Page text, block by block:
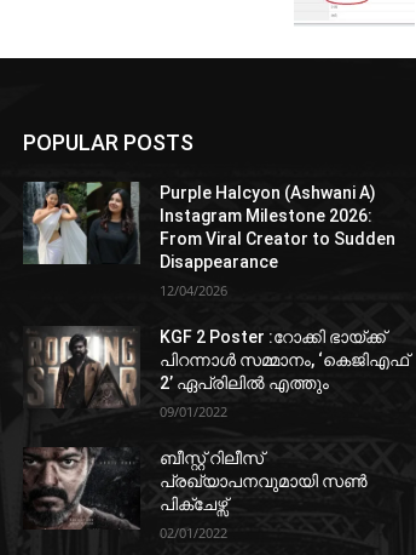
POPULAR POSTS
Purple Halcyon (Ashwani A)
Instagram Milestone 2026:
From Viral Creator to Sudden
Disappearance
12/04/2026
KGF 2 Poster :റോക്കി ഭായ്ക്ക്
പിറന്നാൾ സമ്മാനം, ‘കെജിഎഫ്
2’ ഏപ്രിലിൽ എത്തും
09/01/2022
ബീസ്റ്റ് റിലീസ്
പ്രഖ്യാപനവുമായി സണ്‍
പിക്ചേഴ്സ്
02/01/2022